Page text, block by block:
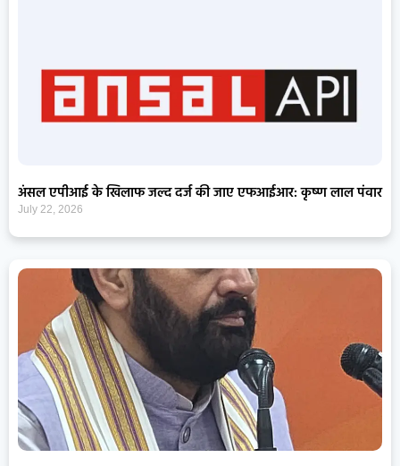
अंसल एपीआई के खिलाफ जल्द दर्ज की जाए एफआईआर: कृष्ण लाल पंवार
July 22, 2026